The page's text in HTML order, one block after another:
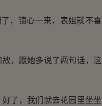
，锦心一来，表姐就不喜
，跟她多说了两句话，这
了，我们就去花园里坐坐